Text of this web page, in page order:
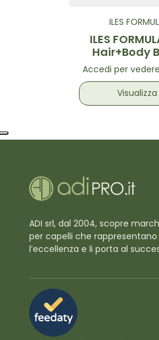
ILES
ILES
Hair+Body
180ml
Accedi per
Visualizza
ADI srl, dal 2004, scopre
per capelli che
l’eccellenza e li porta al